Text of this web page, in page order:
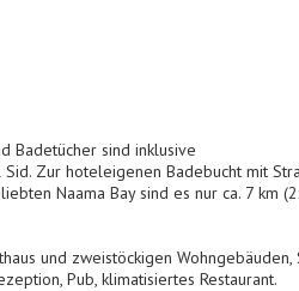
Badetücher sind inklusive
Zur hoteleigenen Badebucht mit
Naama Bay sind es nur ca. 7 km
und zweistöckigen
Pub, klimatisiertes Restaurant.